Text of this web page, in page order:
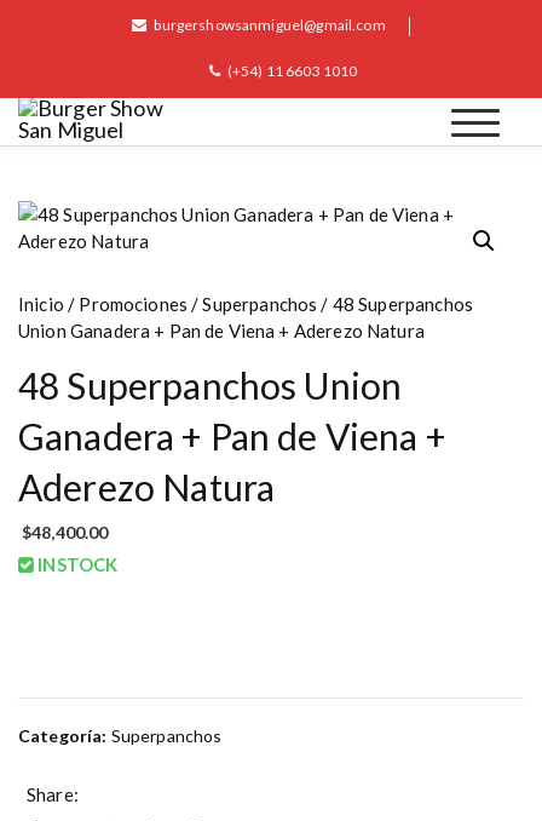
o
burgershowsanmiguel@gmail.com
(+54) 11 6603 1010
Burger Show San Miguel
Inicio / Promociones /Superpanchos / 48 Superpanchos
Union Ganadera + Pan de Viena + Aderezo Natura
48 Superpanchos Union
Ganadera + Pan de Viena +
Aderezo Natura
$48,400.00
INSTOCK
Categoría: Superpanchos
Share: